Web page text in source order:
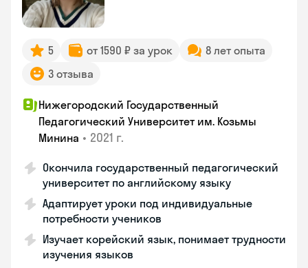
5 от 1590 ₽ за урок
8 лет опыта
3 отзыва
Нижегородский Государственный
Педагогический Университет им. Козьмы
Минина • 2021 г.
Окончила государственный педагогический
университет по английскому языку
Адаптирует уроки под индивидуальные
потребности учеников
Изучает корейский язык, понимает трудности
изучения языков